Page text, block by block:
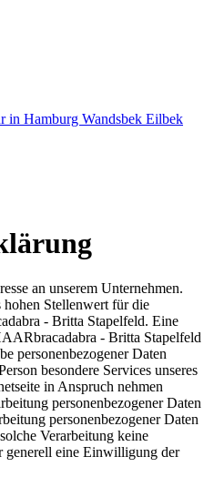
an unserem Unternehmen.
hohen Stellenwert für die
- Britta Stapelfeld. Eine
- Britta Stapelfeld
personenbezogener Daten
besondere Services unseres
in Anspruch nehmen
personenbezogener Daten
personenbezogener Daten
Verarbeitung keine
generell eine Einwilligung der